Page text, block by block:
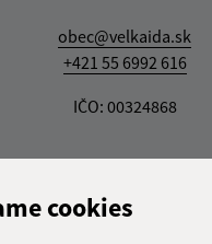
cookies
obec@velkaida.sk
+421 55 6992 616
IČO: 00324868